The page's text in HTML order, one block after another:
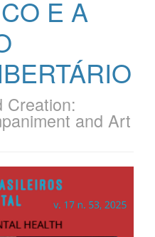
E A
Creation:
and Art